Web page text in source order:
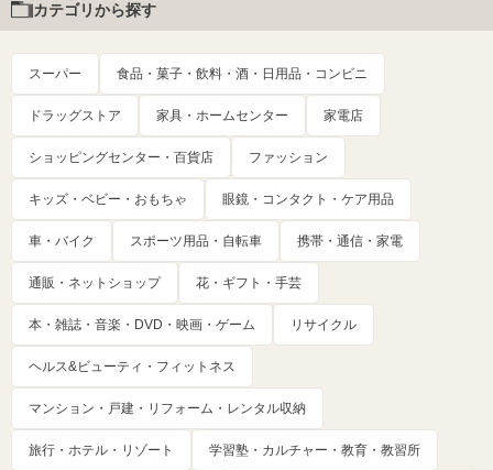
カテゴリから探す
スーパー 食品・菓子・飲料・酒・日用品・コンビニ
ドラッグストア 家具・ホームセンター 家電店
ショッピングセンター・百貨店 ファッション
キッズ・ベビー・おもちゃ 眼鏡・コンタクト・ケア用品
車・バイク スポーツ用品・自転車 携帯・通信・家電
通販・ネットショップ 花・ギフト・手芸
本・雑誌・音楽・DVD・映画・ゲーム リサイクル
ヘルス&ビューティ・フィットネス
マンション・戸建・リフォーム・レンタル収納
旅行・ホテル・リゾート 学習塾・カルチャー・教育・教習所